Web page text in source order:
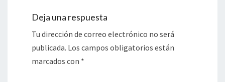
Deja una respuesta
Tu dirección de correo electrónico no será
publicada. Los campos obligatorios están
marcados con *